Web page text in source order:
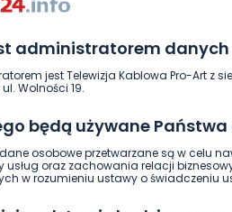
administratorem danych
jest Telewizja Kablowa Pro-Art z
Wolności 19.
będą używane
osobowe przetwarzane są w celu
usług oraz zachowania relacji
w rozumieniu ustawy o świadczeniu
WIADOMOŚCI